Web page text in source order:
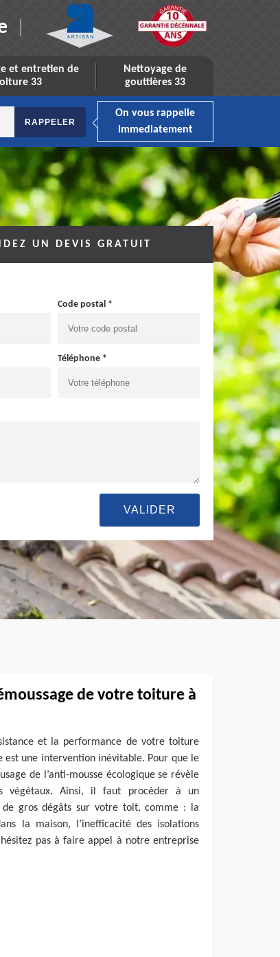
et entretien de
33
Nettoyage de
gouttières 33
On vous rappelle
immediatement
UN DEVIS GRATUIT
Code postal *
Téléphone *
de votre toiture à
et la performance de votre toiture
est une intervention inévitable. Pour que le
de l’anti-mousse écologique se révèle
végétaux. Ainsi, il faut procéder à un
de gros dégâts sur votre toit, comme : la
la maison, l’inefficacité des isolations
pas à faire appel à notre entreprise